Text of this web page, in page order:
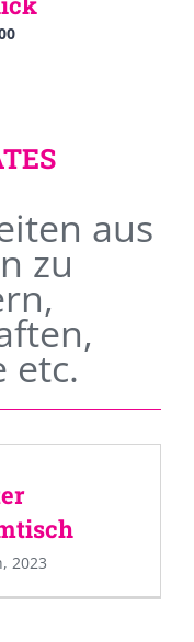
aus
zu
etc.
2023